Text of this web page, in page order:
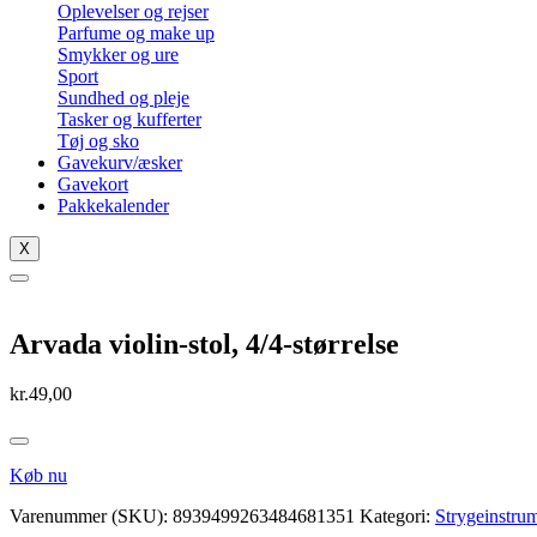
Oplevelser og rejser
Parfume og make up
Smykker og ure
Sport
Sundhed og pleje
Tasker og kufferter
Tøj og sko
Gavekurv/æsker
Gavekort
Pakkekalender
X
Arvada violin-stol, 4/4-størrelse
kr.49,00
Køb nu
Varenummer (SKU): 8939499263484681351 Kategori: